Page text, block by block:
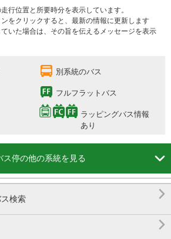
行位置と所要時分を表示しています。
をクリックすると、最新の情報に更新します
いた場合は、その旨を伝えるメッセージを表示
別系統のバス
フルフラットバス
ラッピングバス情報
あり
ス停の他の系統を見る 
検索 
